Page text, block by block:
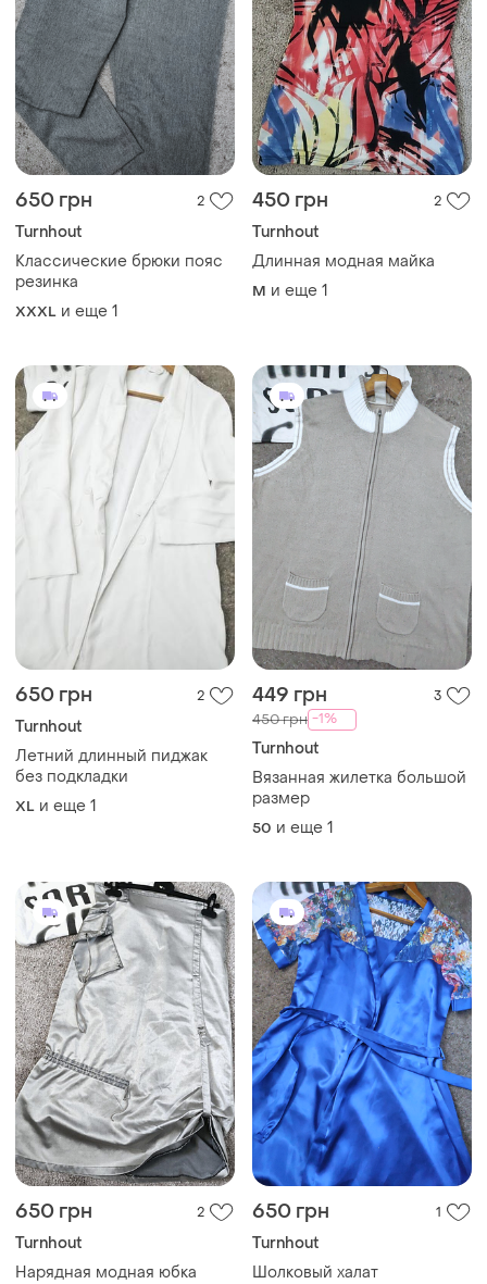
650 грн 2
Turnhout
Классические брюки пояс
резинка
XXXL и еще 1
450 грн 2
Turnhout
Длинная модная майка
M и еще 1
650 грн 2
Turnhout
Летний длинный пиджак
без подкладки
XL и еще 1
449 грн 3
450 грн -1%
Turnhout
Вязанная жилетка большой
размер
50 и еще 1
650 грн 2
Turnhout
Нарядная модная юбка
650 грн 1
Turnhout
Шолковый халат